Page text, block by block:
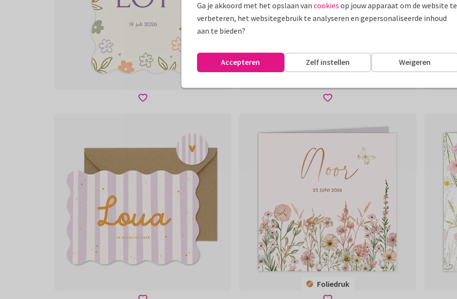
Foliedruk
Ga je akkoord met het opslaan van cookies op jouw apparaat om de website te
verbeteren, het websitegebruik te analyseren en gepersonaliseerde inhoud
aan te bieden?
Weigeren
Zelf instellen
Accepteren